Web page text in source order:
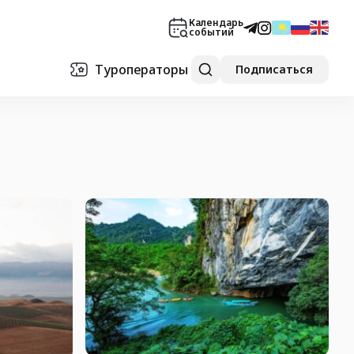
Календарь
событий
Туроператоры Подписаться